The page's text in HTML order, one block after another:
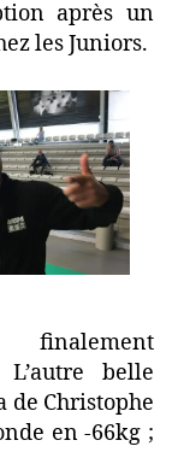
après un
les Juniors.
finalement
belle
de Christophe
en -66kg ;